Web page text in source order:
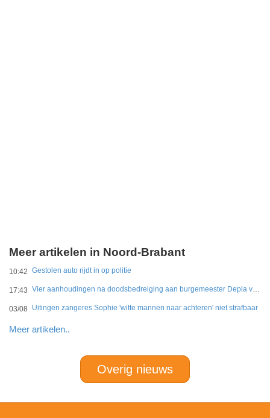
Meer artikelen in Noord-Brabant
10:42 Gestolen auto rijdt in op politie
17:43 Vier aanhoudingen na doodsbedreiging aan burgemeester Depla van Breda
03/08 Uitingen zangeres Sophie 'witte mannen naar achteren' niet strafbaar
Meer artikelen..
Overig nieuws